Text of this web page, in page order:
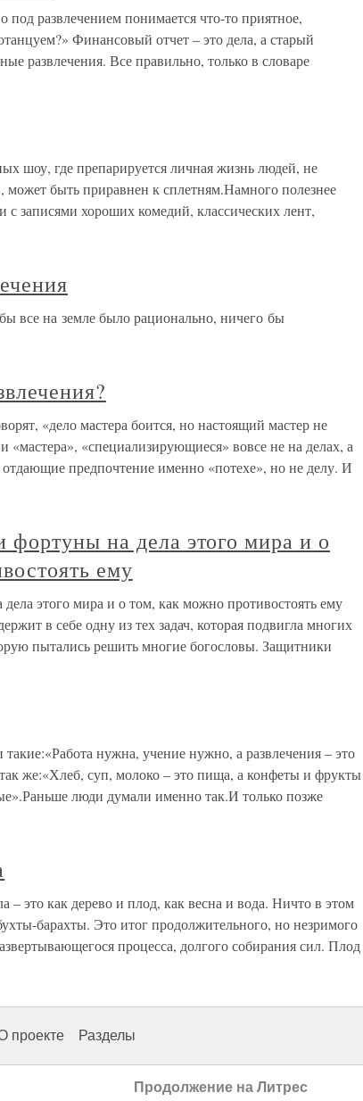
развлечением понимается что-то приятное,
Финансовый отчет – это дела, а старый
развлечения. Все правильно, только в словаре
шоу, где препарируется личная жизнь людей, не
быть приравнен к сплетням.Намного полезнее
с записями хороших комедий, классических лент,
все на земле было рационально, ничего бы
«дело мастера боится, но настоящий мастер не
«мастера», «специализирующиеся» вовсе не на делах, а
предпочтение именно «потехе», но не делу. И
на дела этого мира и о
ему
этого мира и о том, как можно противостоять ему
в себе одну из тех задач, которая подвигла многих
пытались решить многие богословы. Защитники
нужна, учение нужно, а развлечения – это
же:«Хлеб, суп, молоко – это пища, а конфеты и фрукты
люди думали именно так.И только позже
это как дерево и плод, как весна и вода. Ничто в этом
барахты. Это итог продолжительного, но незримого
процесса, долгого собирания сил. Плод
проекте Разделы
Продолжение на Литрес